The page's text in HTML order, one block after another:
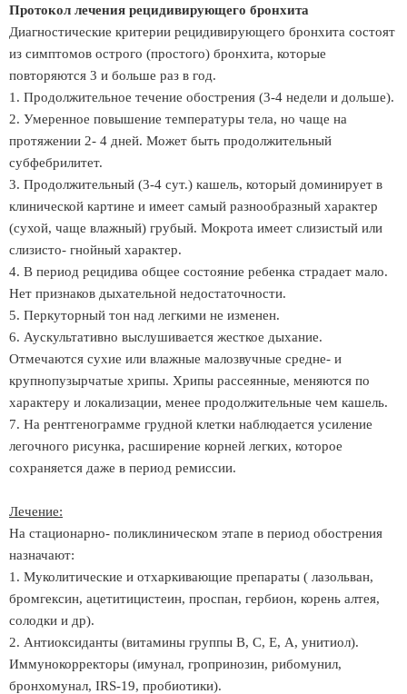
Протокол лечения рецидивирующего бронхита
Диагностические критерии рецидивирующего бронхита состоят
из симптомов острого (простого) бронхита, которые
повторяются 3 и больше раз в год.
1. Продолжительное течение обострения (3-4 недели и дольше).
2. Умеренное повышение температуры тела, но чаще на
протяжении 2- 4 дней. Может быть продолжительный
субфебрилитет.
3. Продолжительный (3-4 сут.) кашель, который доминирует в
клинической картине и имеет самый разнообразный характер
(сухой, чаще влажный) грубый. Мокрота имеет слизистый или
слизисто- гнойный характер.
4. В период рецидива общее состояние ребенка страдает мало.
Нет признаков дыхательной недостаточности.
5. Перкуторный тон над легкими не изменен.
6. Аускультативно выслушивается жесткое дыхание.
Отмечаются сухие или влажные малозвучные средне- и
крупнопузырчатые хрипы. Хрипы рассеянные, меняются по
характеру и локализации, менее продолжительные чем кашель.
7. На рентгенограмме грудной клетки наблюдается усиление
легочного рисунка, расширение корней легких, которое
сохраняется даже в период ремиссии.
Лечение:
На стационарно- поликлиническом этапе в период обострения
назначают:
1. Муколитические и отхаркивающие препараты ( лазольван,
бромгексин, ацетитицистеин, проспан, гербион, корень алтея,
солодки и др).
2. Антиоксиданты (витамины группы В, С, Е, А, унитиол).
Иммунокорректоры (имунал, гропринозин, рибомунил,
бронхомунал, ІRS-19, пробиотики).